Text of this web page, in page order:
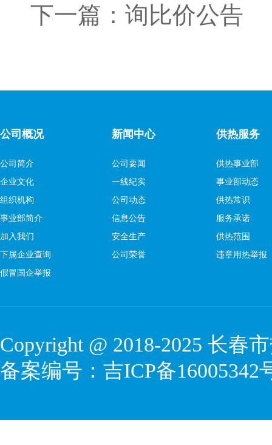
下一篇： 询比价公告
公司概况
公司简介
企业文化
组织机构
事业部简介
加入我们
下属企业查询
假冒国企举报
新闻中心
公司要闻
一线纪实
公司动态
信息公告
安全生产
公司荣誉
供热服务
供热事业部
事业部动态
供热常识
服务承诺
供热范围
违章用热举报
Copyright @ 2018-2025 长春
备案编号： 吉ICP备16005342